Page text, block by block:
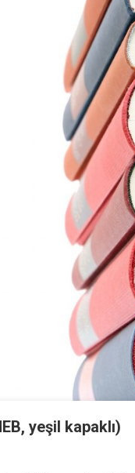
yeşil kapaklı)